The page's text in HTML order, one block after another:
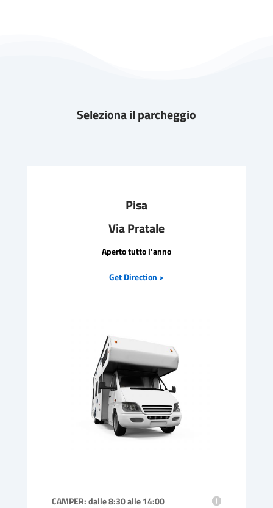
Seleziona il parcheggio
Pisa
Via Pratale
Aperto tutto l’anno
Get Direction >
CAMPER: dalle 8:30 alle 14:00